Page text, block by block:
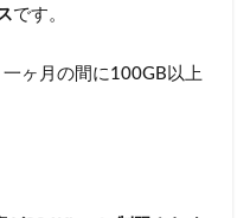
です。
ヶ月の間に100GB以上